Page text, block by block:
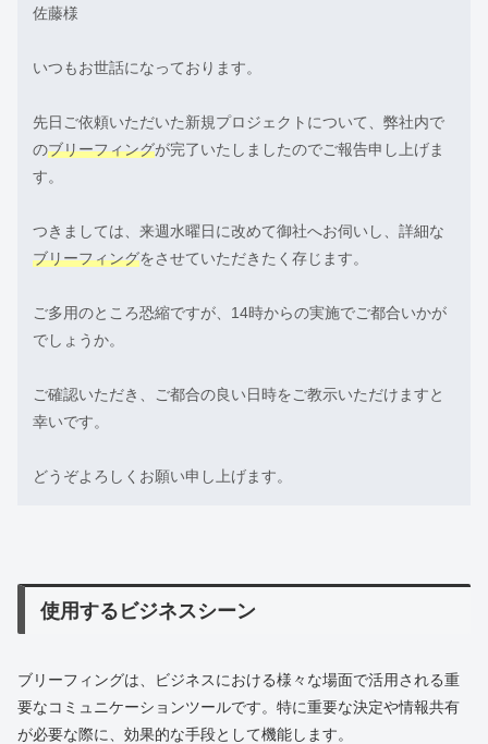
佐藤様
いつもお世話になっております。
先日ご依頼いただいた新規プロジェクトについて、弊社内で
のブリーフィングが完了いたしましたのでご報告申し上げま
す。
つきましては、来週水曜日に改めて御社へお伺いし、詳細な
ブリーフィングをさせていただきたく存じます。
ご多用のところ恐縮ですが、14時からの実施でご都合いかが
でしょうか。
ご確認いただき、ご都合の良い日時をご教示いただけますと
幸いです。
どうぞよろしくお願い申し上げます。
使用するビジネスシーン
ブリーフィングは、ビジネスにおける様々な場面で活用される重
要なコミュニケーションツールです。特に重要な決定や情報共有
が必要な際に、効果的な手段として機能します。